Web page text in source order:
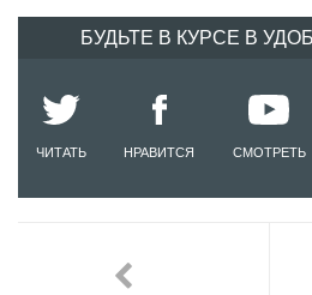
БУДЬТЕ В КУРСЕ В
ЧИТАТЬ НРАВИТСЯ СМОТРЕТЬ